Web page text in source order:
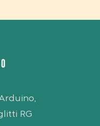
RG